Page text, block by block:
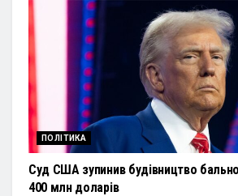
ПОЛІТИКА
Суд США зупинив будівництво
400 млн доларів